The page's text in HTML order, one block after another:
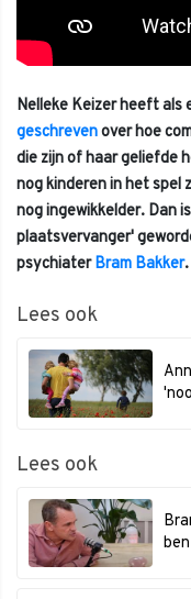
Nelleke Keizer heeft als
geschrevenover hoe
die zijn of haar geliefde
nog kinderen in het spel
nog ingewikkelder. Dan
plaatsvervanger'
psychiaterBram Bakker.
Lees ook
Lees ook